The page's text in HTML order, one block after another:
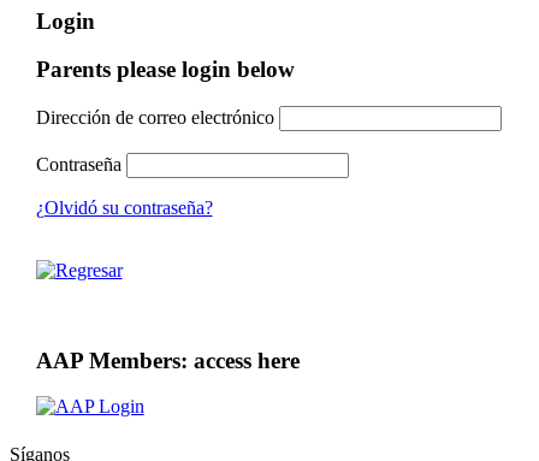
Login
Parents please login below
Dirección de correo electrónico
Contraseña
¿Olvidó su contraseña?
AAP Members: access here
Síganos